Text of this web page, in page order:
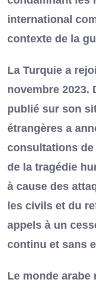
international
contexte de la
La Turquie a
novembre 2023.
publié sur son
étrangères a
consultations de
de la tragédie
à cause des
les civils et du
appels à un
continu et sans
Le monde